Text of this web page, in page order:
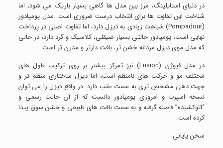
در دنیای استایلینگ، مرز بین مدل ها گاهی بسیار باریک می شود، اما
شناخت این تفاوت ها برای انتخاب درست ضروری است. مدل پومپادور
(Pompadour) شباهت زیادی به دیزل دارد، اما تفاوت اصلی در پرداخت
نهایی است؛ پومپادور حالتی بسیار صیقلی، کلاسیک و گرد دارد، در حالی
که مدل موی دیزل مردانه خشن تر، بافت دارتر و مدرن تر است.
در مدل فیوژن (Fusion) نیز تمرکز بیشتر بر روی ترکیب طول های
مختلف مو و حرکت های نامنظم است، اما دیزل ساختاری منظم تر و
جهت دهی مشخص تری به سمت عقب دارد. در واقع دیزل را می توان
نسخه اسپرت و امروزی پومپادور دانست که از آن حالت رسمی و
“اتوکشیده” فاصله گرفته و به سمت بافت های طبیعی و خشن سوق پیدا
کرده است.
سخن پایانی